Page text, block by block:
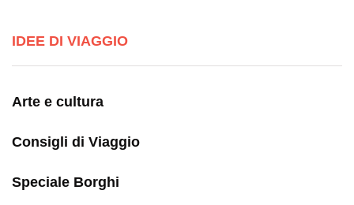
IDEE DI VIAGGIO
Arte e cultura
Consigli di Viaggio
Speciale Borghi